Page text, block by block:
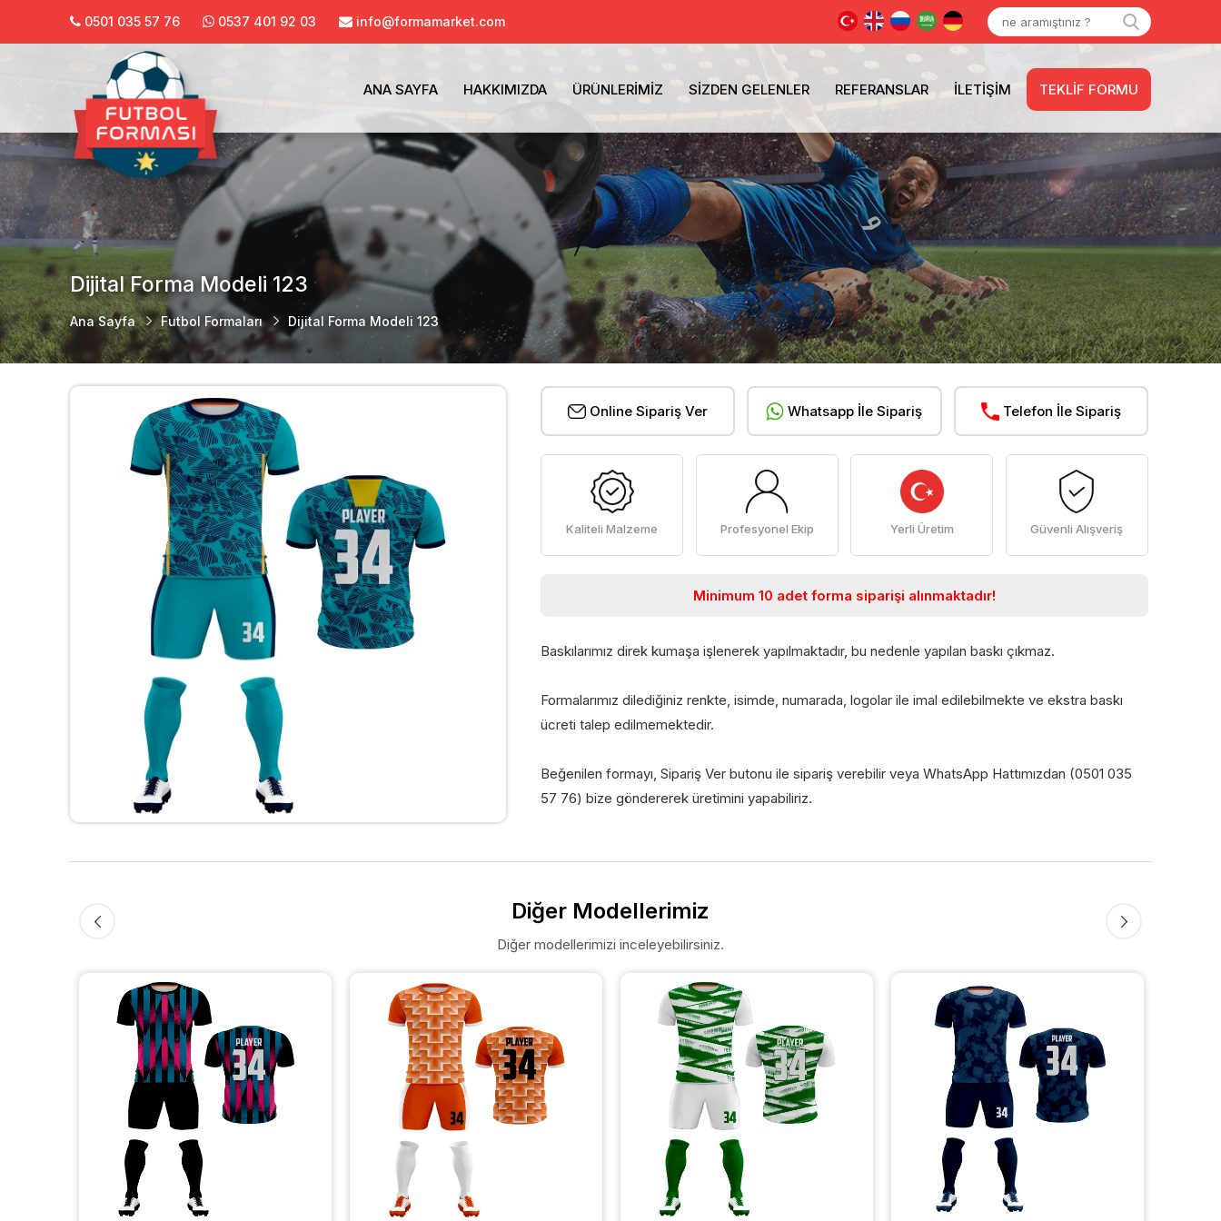
0501 035 57 76 0537 401 92 03 info@formamarket.com
ANA SAYFA HAKKIMIZDA ÜRÜNLERIMIZ SIZDEN GELENLER REFERANSLAR İLETIŞIM TEKLIF FORMU
Dijital Forma Modeli 123
Ana Sayfa Futbol Formaları Dijital Forma Modeli 123
Online Sipariş Ver Whatsapp İle Sipariş Telefon İle Sipariş
Kaliteli Malzeme Profesyonel Ekip Yerli Üretim Güvenli Alışveriş
Minimum 10 adet forma siparişi alınmaktadır!
Baskılarımız direk kumaşa işlenerek yapılmaktadır, bu nedenle yapılan baskı çıkmaz.
Formalarımız dilediğiniz renkte, isimde, numarada, logolar ile imal edilebilmekte ve ekstra baskı
ücreti talep edilmemektedir.
Beğenilen formayı, Sipariş Ver butonu ile sipariş verebilir veya WhatsApp Hattımızdan (0501 035
57 76) bize göndererek üretimini yapabiliriz.
Diğer Modellerimiz
Diğer modellerimizi inceleyebilirsiniz.